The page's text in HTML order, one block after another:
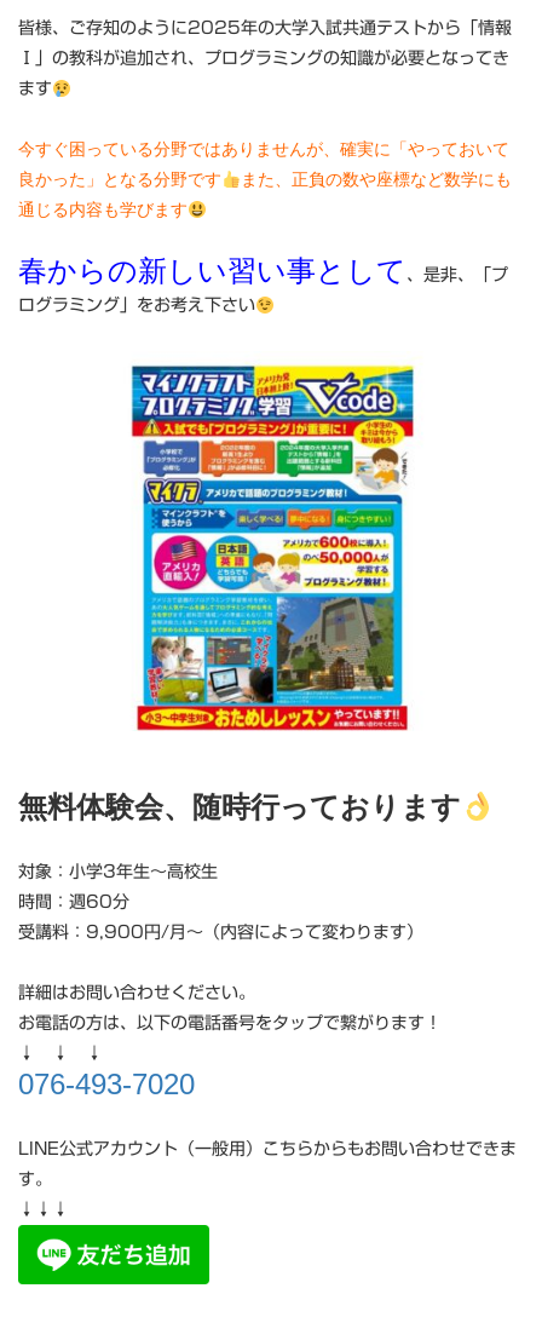
皆様、ご存知のように2025年の大学入試共通テストから「情報
Ⅰ」の教科が追加され、プログラミングの知識が必要となってき
ます
今すぐ困っている分野ではありませんが、確実に「やっておいて
良かった」となる分野です
また、正負の数や座標など数学にも
通じる内容も学びます
春からの新しい習い事として 、是非、「プ
ログラミング」をお考え下さい
無料体験会、随時行っております
対象：小学3年生～高校生
時間：週60分
受講料：9,900円/月～（内容によって変わります）
詳細はお問い合わせください。
お電話の方は、以下の電話番号をタップで繋がります！
↓ ↓ ↓
076-493-7020
LINE公式アカウント（一般用）こちらからもお問い合わせできま
す。
↓↓↓